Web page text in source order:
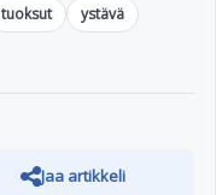
tuoksut
ystävä
Jaa artikkeli